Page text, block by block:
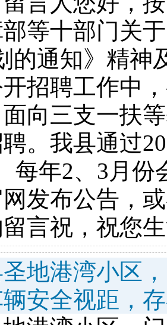
等十部门关
的通知》精神
招聘工作中
向三支一扶
。我县通过
每年2、3月
发布公告，
言祝，祝您
圣地港湾小区
安全视距，